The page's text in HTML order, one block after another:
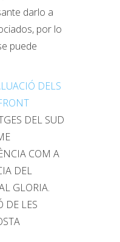
darlo a
por lo
puede
DELS
DEL SUD
COM A
DEL
GLORIA.
DE LES